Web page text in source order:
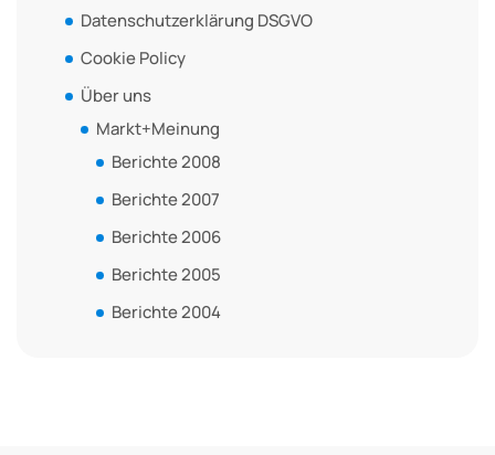
Datenschutzerklärung DSGVO
Cookie Policy
Über uns
Markt+Meinung
Berichte 2008
Berichte 2007
Berichte 2006
Berichte 2005
Berichte 2004